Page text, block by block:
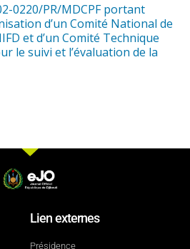
0220/PR/MDCPF portant
d’un Comité National de
et d’un Comité Technique
le suivi et l’évaluation de la
Lien externes
Présidence